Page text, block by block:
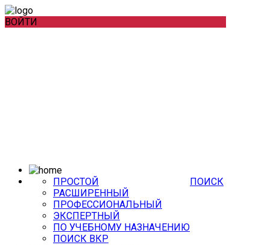
ВОЙТИ
ПОИСК
ПРОСТОЙ
РАСШИРЕННЫЙ
ПРОФЕССИОНАЛЬНЫЙ
ЭКСПЕРТНЫЙ
ПО УЧЕБНОМУ НАЗНАЧЕНИЮ
ПОИСК ВКР